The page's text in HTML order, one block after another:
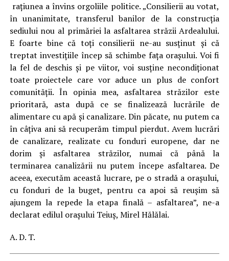
raţiunea a învins orgoliile politice. „Consilierii au votat,
în unanimitate, transferul banilor de la construcţia
sediului nou al primăriei la asfaltarea străzii Ardealului.
E foarte bine că toţi consilierii ne-au susţinut şi că
treptat investiţiile încep să schimbe faţa oraşului. Voi fi
la fel de deschis şi pe viitor, voi susţine necondiţionat
toate proiectele care vor aduce un plus de confort
comunităţii. În opinia mea, asfaltarea străzilor este
prioritară, asta după ce se finalizează lucrările de
alimentare cu apă şi canalizare. Din păcate, nu putem ca
în câţiva ani să recuperăm timpul pierdut. Avem lucrări
de canalizare, realizate cu fonduri europene, dar ne
dorim şi asfaltarea străzilor, numai că până la
terminarea canalizării nu putem începe asfaltarea. De
aceea, executăm această lucrare, pe o stradă a oraşului,
cu fonduri de la buget, pentru ca apoi să reuşim să
ajungem la repede la etapa finală – asfaltarea”, ne-a
declarat edilul oraşului Teiuş, Mirel Hălălai.
A. D. T.